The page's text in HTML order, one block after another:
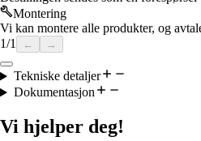
Montering
Vi kan montere alle produkter, og
1/1 ← →
Tekniske detaljer
Dokumentasjon
Vi hjelper deg!